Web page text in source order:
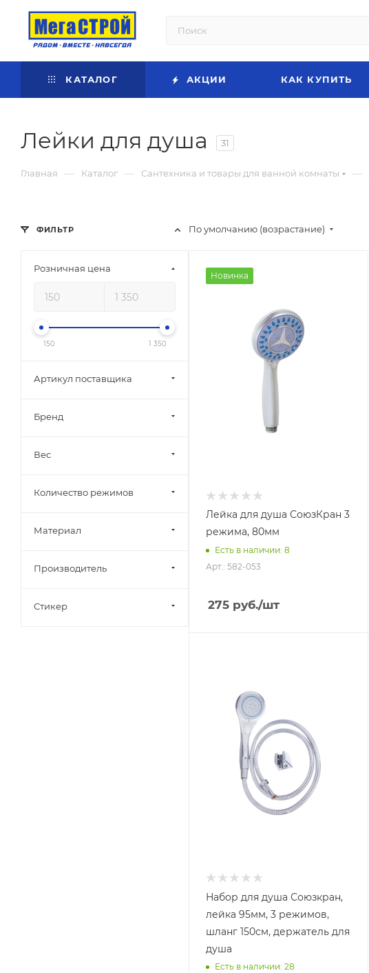
КАТАЛОГ АКЦИИ КАК КУПИТЬ
Лейки для душа 31
Главная — Каталог — Сантехника и товары для ванной комнаты —
По умолчанию (возрастание)
Новинка
Лейка для душа СоюзКран 3
режима, 80мм
Есть в наличии: 8
Арт.: 582-053
275 руб./шт
Набор для душа Союзкран,
лейка 95мм, 3 режимов,
шланг 150см, держатель для
душа
Есть в наличии: 28
ФИЛЬТР
Розничная цена
150 1 350
Артикул поставщика
Бренд
Вес
Количество режимов
Материал
Производитель
Стикер